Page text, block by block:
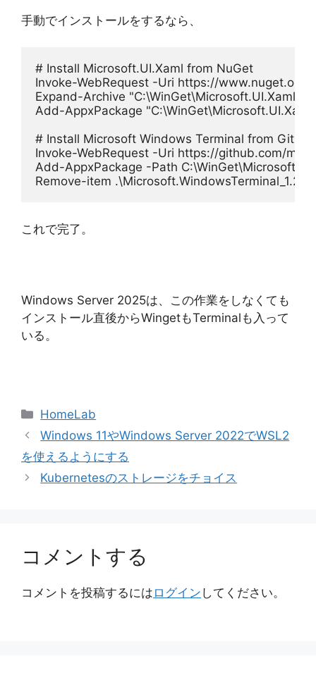
手動でインストールをするなら、
# Install Microsoft.UI.Xaml from NuGet
Invoke-WebRequest -Uri https://
Expand-Archive
Add-AppxPackage
# Install Microsoft Windows Terminal from
Invoke-WebRequest -Uri https://github.com/
Add-AppxPackage -Path
Remove-item
これで完了。
Windows Server 2025は、この作業をしなくても
インストール直後からWingetもTerminalも入って
いる。
カ
テ
リ
ー
HomeLab
Windows 11やWindows Server 2022でWSL2
を使えるようにする
Kubernetesのストレージをチョイス
コメントする
コメントを投稿するには ログイン してください。